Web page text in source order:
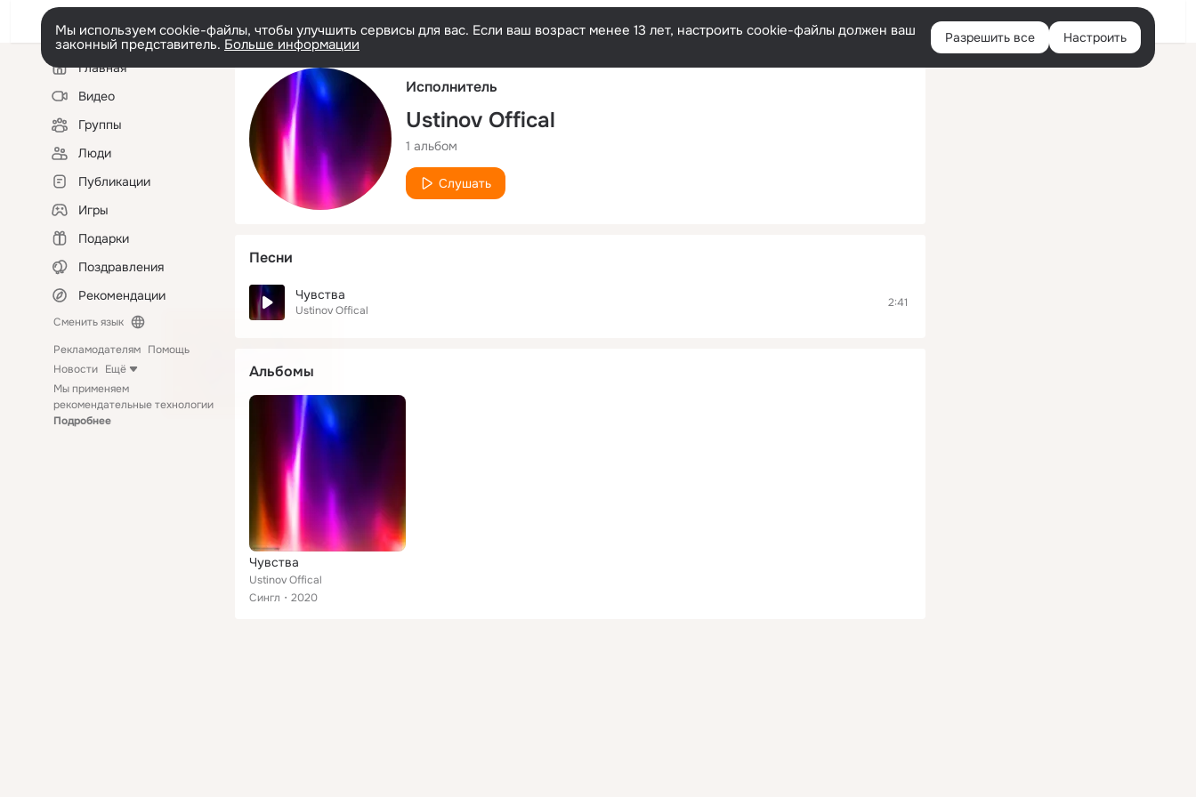
Русский Войти
Мы используем cookie-файлы, чтобы улучшить сервисы для вас. Если ваш возраст менее 13 лет, настроить cookie-файлы должен ваш
законный представитель. Больше информации Разрешить все Настроить
Левая
колонкаГлавная
Видео
Группы
Люди
Публикации
Игры
Подарки
Поздравления
Рекомендации
Сменить язык
Рекламодателям Помощь
Новости Ещё
Мы применяем
рекомендательные технологии
Подробнее
Исполнитель
Ustinov Offical
1 альбом
Слушать
Песни
Чувства
Ustinov Offical
2:41
Альбомы
Чувства
Ustinov Offical
Сингл
2020